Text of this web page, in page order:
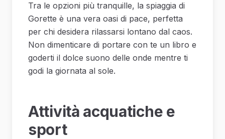
Tra le opzioni più tranquille, la spiaggia di
Gorette è una vera oasi di pace, perfetta
per chi desidera rilassarsi lontano dal caos.
Non dimenticare di portare con te un libro e
goderti il dolce suono delle onde mentre ti
godi la giornata al sole.
Attività acquatiche e
sport